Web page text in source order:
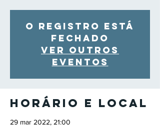
O registro está
fechado
Ver outros
eventos
Horário e local
29 mar 2022, 21:00